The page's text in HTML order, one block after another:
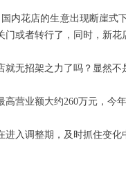
内花店的生意出现断崖
门或者转行了，同时，新花
就无招架之力了吗？显然
营业额大约260万元，今
进入调整期，及时抓住变